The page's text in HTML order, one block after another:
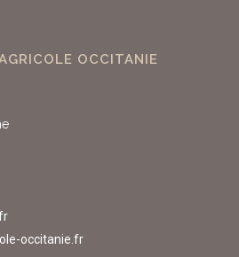
OCCITANIE
occitanie.fr